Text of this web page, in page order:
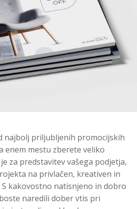
najbolj priljubljenih promocijskih
enem mestu zberete veliko
za predstavitev vašega podjetja,
na privlačen, kreativen in
kakovostno natisnjeno in dobro
naredili dober vtis pri